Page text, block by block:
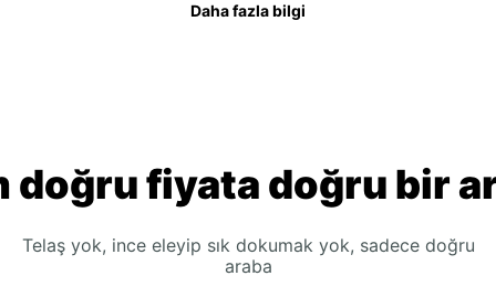
Daha fazla bilgi
doğru fiyata doğru bir
Telaş yok, ince eleyip sık dokumak yok, sadece doğru
araba